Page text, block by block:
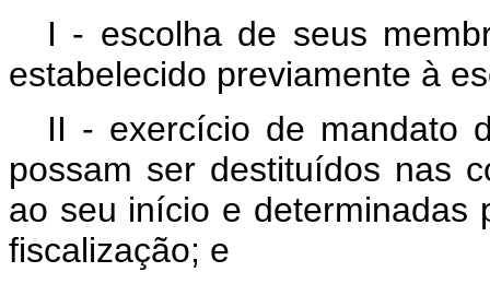
I - escolha de seus
estabelecido previamente à
II - exercício de mandato
possam ser destituídos nas
ao seu início e determinadas
fiscalização; e